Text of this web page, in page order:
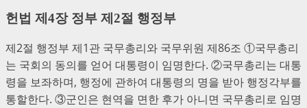
헌법 제4장 정부 제2절 행정부
제2절 행정부 제1관 국무총리와 국무위원 제86조 ①국무총리
는 국회의 동의를 얻어 대통령이 임명한다. ②국무총리는 대통
령을 보좌하며, 행정에 관하여 대통령의 명을 받아 행정각부를
통할한다. ③군인은 현역을 면한 후가 아니면 국무총리로 임명